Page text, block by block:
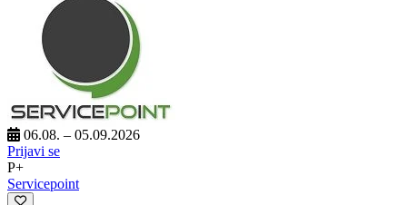
06.08. – 05.09.2026
Prijavi se
P+
Servicepoint